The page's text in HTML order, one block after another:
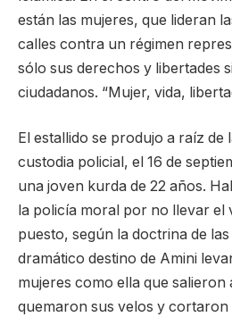
están las mujeres, que lideran
calles contra un régimen
sólo sus derechos y libertades
ciudadanos. “Mujer, vida,
El estallido se produjo a raíz de
custodia policial, el 16 de
una joven kurda de 22 años.
la policía moral por no llevar el
puesto, según la doctrina de
dramático destino de Amini
mujeres como ella que salieron
quemaron sus velos y cortaron